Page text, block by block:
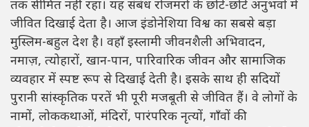
तक सीमित नहीं रहा। यह संबंध रोजमर्रा के छोटे-छोटे अनुभवों में
जीवित दिखाई देता है। आज इंडोनेशिया विश्व का सबसे बड़ा
मुस्लिम-बहुल देश है। वहाँ इस्लामी जीवनशैली अभिवादन,
नमाज़, त्योहारों, खान-पान, पारिवारिक जीवन और सामाजिक
व्यवहार में स्पष्ट रूप से दिखाई देती है। इसके साथ ही सदियों
पुरानी सांस्कृतिक परतें भी पूरी मजबूती से जीवित हैं। वे लोगों के
नामों, लोककथाओं, मंदिरों, पारंपरिक नृत्यों, गाँवों की